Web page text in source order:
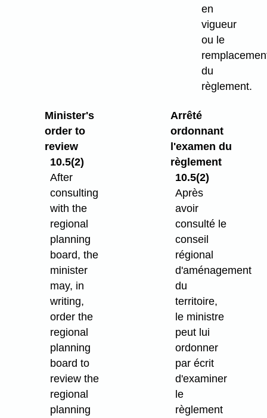
en
vigueur
ou le
du
règlement.
Minister's
order to
review
10.5(2)
After
consulting
with the
regional
planning
board, the
minister
may, in
writing,
order the
regional
planning
board to
review the
regional
planning
Arrêté
ordonnant
l'examen du
règlement
10.5(2)
Après
avoir
consulté le
conseil
régional
d'aménagement
du
territoire,
le ministre
peut lui
ordonner
par écrit
d'examiner
le
règlement